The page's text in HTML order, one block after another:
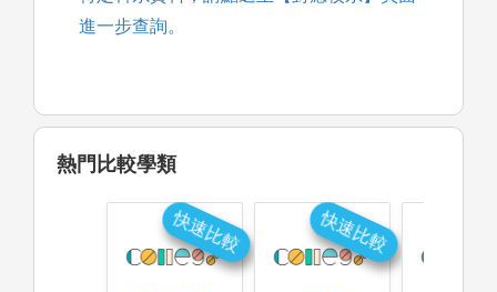
進一步查詢。
熱門比較學類
快速比較 快速比較